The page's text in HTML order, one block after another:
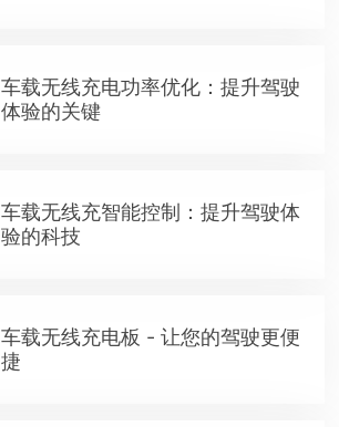
车载无线充电功率优化：提升驾驶
体验的关键
车载无线充智能控制：提升驾驶体
验的科技
车载无线充电板 - 让您的驾驶更便
捷